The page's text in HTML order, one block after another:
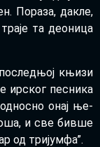
По­ра­за, да­кле,
та де­о­ни­ца
књи­зи
ир­ског пе­сни­ка
од­но­сно онај ње­
и све бив­ше
од три­јум­фа”.